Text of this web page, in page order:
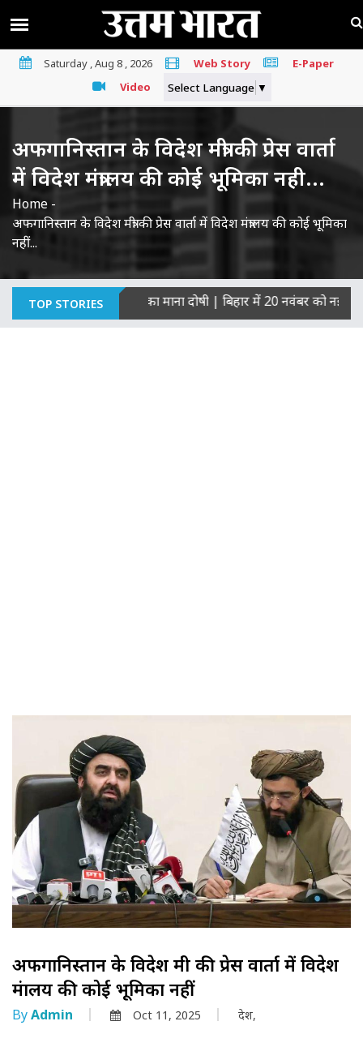
Saturday , Aug 8 , 2026 Web Story
E-Paper
Video
Select Language ▼
अफगानिस्तान के विदेश मंत्री की प्रेस वार्ता
में विदेश मंत्रालय की कोई भूमिका नही...
Home -
अफगानिस्तान के विदेश मंत्री की प्रेस वार्ता में विदेश मंत्रालय की कोई भूमिका
नहीं...
TOP STORIES
की हत्याओं का माना दोषी|बिहार में 20 नवंबर को नई सरकार का
अफगानिस्तान के विदेश मंत्री की प्रेस वार्ता में विदेश
मंत्रालय की कोई भूमिका नहीं
ByAdmin Oct 11, 2025 देश,